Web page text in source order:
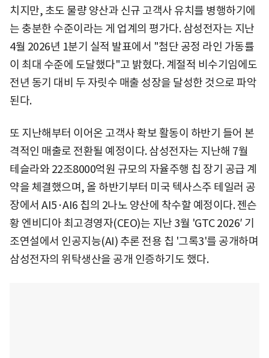
치지만, 초도 물량 양산과 신규 고객사 유치를 병행하기에
는 충분한 수준이라는 게 업계의 평가다. 삼성전자는 지난
4월 2026년 1분기 실적 발표에서 "첨단 공정 라인 가동률
이 최대 수준에 도달했다"고 밝혔다. 계절적 비수기임에도
전년 동기 대비 두 자릿수 매출 성장을 달성한 것으로 파악
된다.
또 지난해부터 이어온 고객사 확보 활동이 하반기 들어 본
격적인 매출로 전환될 예정이다. 삼성전자는 지난해 7월
테슬라와 22조8000억원 규모의 자율주행 칩 장기 공급 계
약을 체결했으며, 올 하반기부터 미국 텍사스주 테일러 공
장에서 AI5·AI6 칩의 2나노 양산에 착수할 예정이다. 젠슨
황 엔비디아 최고경영자(CEO)는 지난 3월 'GTC 2026′ 기
조연설에서 인공지능(AI) 추론 전용 칩 '그록3'를 공개하며
삼성전자의 위탁생산을 공개 인증하기도 했다.